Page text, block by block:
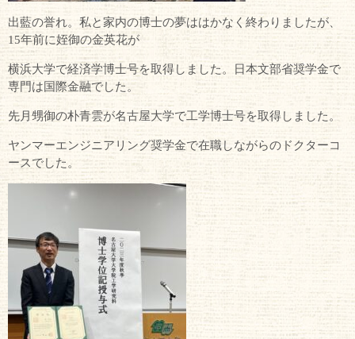
出藍の誉れ。私と家内の博士の夢ははかなく終わりましたが、
15年前に姪御の金英花が
横浜大学で経済学博士号を取得しました。日本文部省奨学金で
専門は国際金融でした。
先月甥御の朴青雲が名古屋大学で工学博士号を取得しました。
ヤンマーエンジニアリング奨学金で在職しながらのドクターコ
ースでした。